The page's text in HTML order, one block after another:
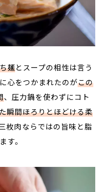
麺とスープの相性は言う
心をつかまれたのがこの
、圧力鍋を使わずにコト
瞬間ほろりとほどける柔
枚肉ならではの旨味と脂
す。